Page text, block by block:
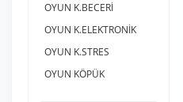
OYUN K.BECERİ
OYUN K.ELEKTRONİK
OYUN K.STRES
OYUN KÖPÜK